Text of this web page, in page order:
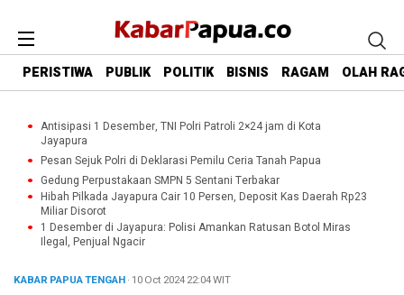
PERISTIWA PUBLIK POLITIK BISNIS RAGAM OLAH
Antisipasi 1 Desember, TNI Polri Patroli 2×24 jam di Kota
Jayapura
Pesan Sejuk Polri di Deklarasi Pemilu Ceria Tanah Papua
Gedung Perpustakaan SMPN 5 Sentani Terbakar
Hibah Pilkada Jayapura Cair 10 Persen, Deposit Kas Daerah Rp23
Miliar Disorot
1 Desember di Jayapura: Polisi Amankan Ratusan Botol Miras
Ilegal, Penjual Ngacir
KABAR PAPUA TENGAH· 10 Oct 202422:04WIT